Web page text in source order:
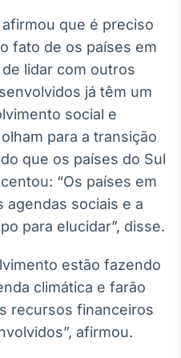
IA
Em breve
BroadFast
Em breve
Gestão de
Investimentos
que é preciso
fato de os países em
lidar com outros
já têm um
social e
para a transição
que os países do Sul
“Os países em
agendas sociais e a
para elucidar”, disse.
estão fazendo
climática e farão
recursos financeiros
afirmou.